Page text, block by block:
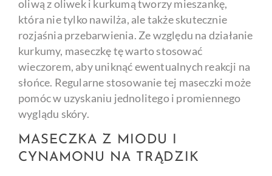
oliwą z oliwek i kurkumą tworzy mieszankę,
która nie tylko nawilża, ale także skutecznie
rozjaśnia przebarwienia. Ze względu na działanie
kurkumy, maseczkę tę warto stosować
wieczorem, aby uniknąć ewentualnych reakcji na
słońce. Regularne stosowanie tej maseczki może
pomóc w uzyskaniu jednolitego i promiennego
wyglądu skóry.
MASECZKA Z MIODU I
CYNAMONU NA TRĄDZIK